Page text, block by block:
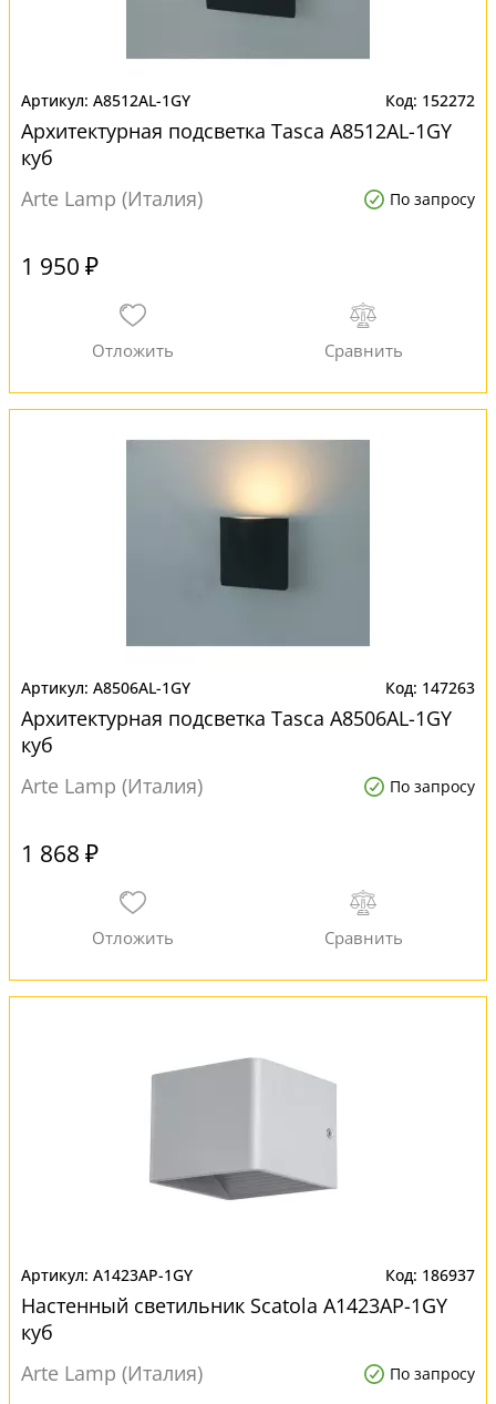
A8512AL-1GY 152272
Архитектурная подсветка Tasca A8512AL-1GY
куб
Arte Lamp (Италия)
По запросу
1 950 ₽
A8506AL-1GY 147263
Архитектурная подсветка Tasca A8506AL-1GY
куб
Arte Lamp (Италия)
По запросу
1 868 ₽
A1423AP-1GY 186937
Настенный светильник Scatola A1423AP-1GY
куб
Arte Lamp (Италия)
По запросу